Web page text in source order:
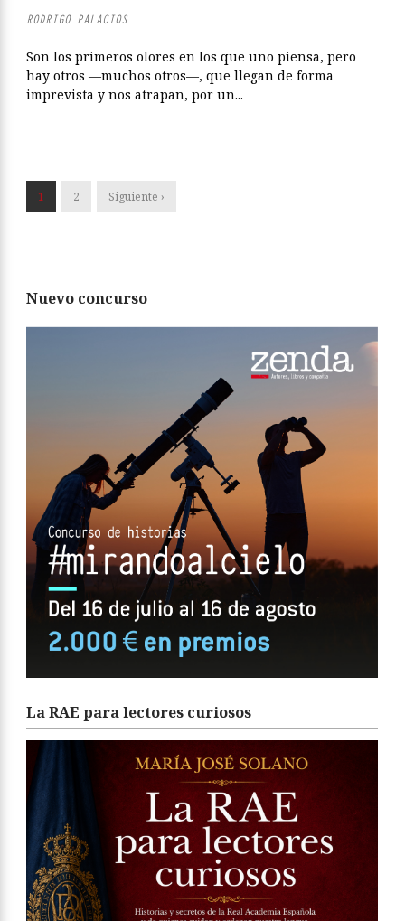
RODRIGO PALACIOS
Son los primeros olores en los que uno piensa, pero
hay otros —muchos otros—, que llegan de forma
imprevista y nos atrapan, por un...
1 2 Siguiente ›
Nuevo concurso
La RAE para lectores curiosos